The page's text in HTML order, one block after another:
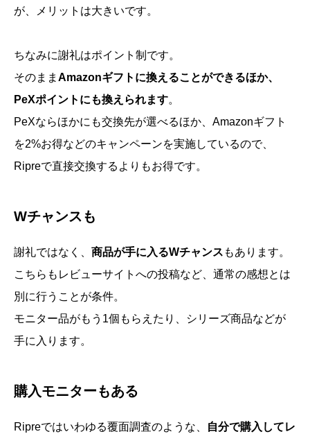
が、メリットは大きいです。
ちなみに謝礼はポイント制です。
そのまま Amazonギフトに換えることができるほか、
PeXポイントにも換えられます。
PeXならほかにも交換先が選べるほか、Amazonギフト
を2%お得などのキャンペーンを実施しているので、
Ripreで直接交換するよりもお得です。
Wチャンスも
謝礼ではなく、 商品が手に入るWチャンス もあります。
こちらもレビューサイトへの投稿など、通常の感想とは
別に行うことが条件。
モニター品がもう1個もらえたり、シリーズ商品などが
手に入ります。
購入モニターもある
Ripreではいわゆる覆面調査のような、
自分で購入してレ